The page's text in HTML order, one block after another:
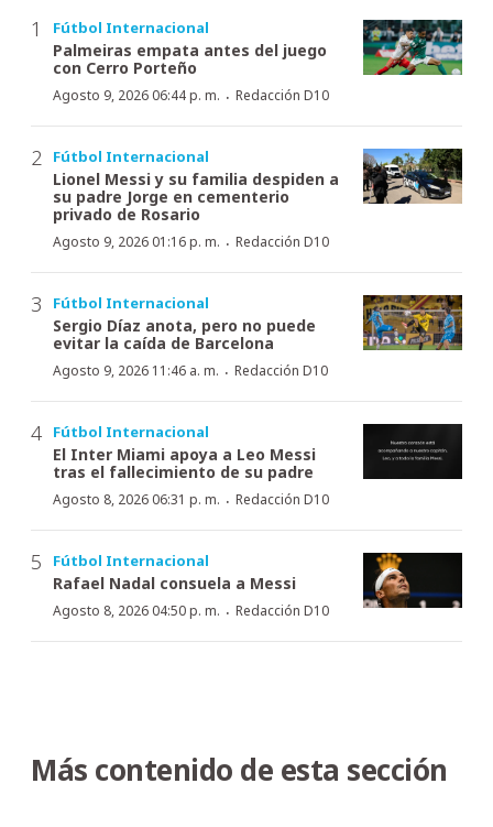
Fútbol Internacional
Palmeiras empata antes del juego
con Cerro Porteño
Agosto 9, 2026 06:44 p. m. · Redacción D10
Fútbol Internacional
Lionel Messi y su familia despiden a
su padre Jorge en cementerio
privado de Rosario
Agosto 9, 2026 01:16 p. m. · Redacción D10
Fútbol Internacional
Sergio Díaz anota, pero no puede
evitar la caída de Barcelona
Agosto 9, 2026 11:46 a. m. · Redacción D10
Fútbol Internacional
El Inter Miami apoya a Leo Messi
tras el fallecimiento de su padre
Agosto 8, 2026 06:31 p. m. · Redacción D10
Fútbol Internacional
Rafael Nadal consuela a Messi
Agosto 8, 2026 04:50 p. m. · Redacción D10
Más contenido de esta sección